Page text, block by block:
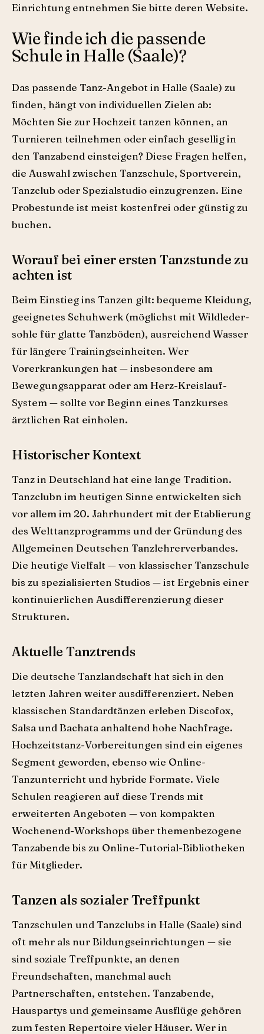
Einrichtung entnehmen Sie bitte deren Website.
Wie finde ich die passende
Schule in Halle (Saale)?
Das passende Tanz-Angebot in Halle (Saale) zu
finden, hängt von individuellen Zielen ab:
Möchten Sie zur Hochzeit tanzen können, an
Turnieren teilnehmen oder einfach gesellig in
den Tanzabend einsteigen? Diese Fragen helfen,
die Auswahl zwischen Tanzschule, Sportverein,
Tanzclub oder Spezialstudio einzugrenzen. Eine
Probestunde ist meist kostenfrei oder günstig zu
buchen.
Worauf bei einer ersten Tanzstunde zu
achten ist
Beim Einstieg ins Tanzen gilt: bequeme Kleidung,
geeignetes Schuhwerk (möglichst mit Wildleder­
sohle für glatte Tanzböden), ausreichend Wasser
für längere Trainingseinheiten. Wer
Vorerkrankungen hat — insbesondere am
Bewegungsapparat oder am Herz-Kreislauf-
System — sollte vor Beginn eines Tanzkurses
ärztlichen Rat einholen.
Historischer Kontext
Tanz in Deutschland hat eine lange Tradition.
Tanzclubn im heutigen Sinne entwickelten sich
vor allem im 20. Jahrhundert mit der Etablierung
des Welttanz­programms und der Gründung des
Allgemeinen Deutschen Tanzlehrerverbandes.
Die heutige Vielfalt — von klassischer Tanzschule
bis zu spezialisierten Studios — ist Ergebnis einer
kontinuierlichen Ausdifferenzierung dieser
Strukturen.
Aktuelle Tanztrends
Die deutsche Tanzlandschaft hat sich in den
letzten Jahren weiter ausdifferenziert. Neben
klassischen Standardtänzen erleben Discofox,
Salsa und Bachata anhaltend hohe Nachfrage.
Hochzeitstanz-Vorbereitungen sind ein eigenes
Segment geworden, ebenso wie Online-
Tanzunterricht und hybride Formate. Viele
Schulen reagieren auf diese Trends mit
erweiterten Angeboten — von kompakten
Wochenend-Workshops über themenbezogene
Tanzabende bis zu Online-Tutorial-Bibliotheken
für Mitglieder.
Tanzen als sozialer Treffpunkt
Tanzschulen und Tanzclubs in Halle (Saale) sind
oft mehr als nur Bildungs­einrichtungen — sie
sind soziale Treffpunkte, an denen
Freundschaften, manchmal auch
Partnerschaften, entstehen. Tanzabende,
Hauspartys und gemeinsame Ausflüge gehören
zum festen Repertoire vieler Häuser. Wer in